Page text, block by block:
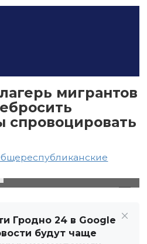
мигрантов
спровоцировать
Гродно 24 в Google
будут чаще